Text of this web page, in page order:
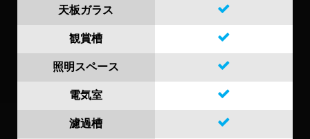
天板ガラス
観賞槽
照明スペース
電気室
濾過槽